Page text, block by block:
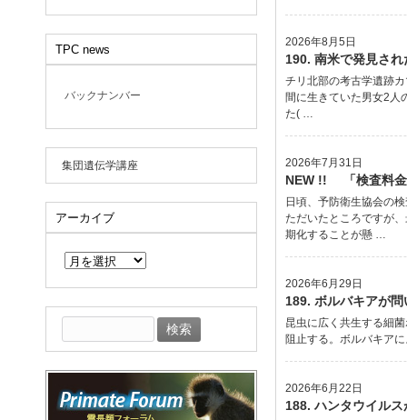
2026年8月5日
190. 南米で発見さ
チリ北部の考古学遺跡
間に生きていた男女2人
た( …
2026年7月31日
NEW !! 「検査料金
日頃、予防衛生協会の
ただいたところですが
期化することが懸 …
2026年6月29日
189. ボルバキアが
昆虫に広く共生する細
阻止する。ボルバキア
2026年6月22日
188. ハンタウイル
TPC news
バックナンバー
集団遺伝学講座
アーカイブ
イ
ブ
索: